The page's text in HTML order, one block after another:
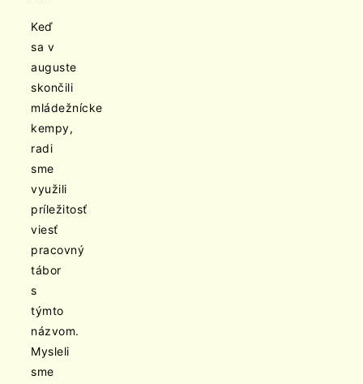
Keď
sa v
auguste
skončili
mládežnícke
kempy,
radi
sme
využili
príležitosť
viesť
pracovný
tábor
s
týmto
názvom.
Mysleli
sme